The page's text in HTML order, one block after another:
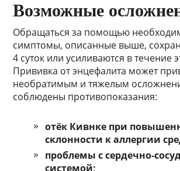
Возможные
Обращаться за помощью
симптомы, описанные выше,
4 суток или усиливаются в течение
Прививка от энцефалита может
необратимым и тяжелым
соблюдены противопоказания:
отёк Кивнке при
склонности к аллергии
проблемы с сердечно-
системой;